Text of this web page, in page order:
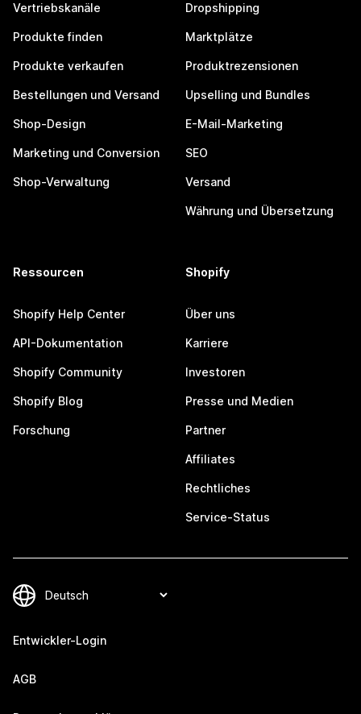
Vertriebskanäle
Produkte finden
Produkte verkaufen
Bestellungen und Versand
Shop-Design
Marketing und Conversion
Shop-Verwaltung
Dropshipping
Marktplätze
Produktrezensionen
Upselling und Bundles
E-Mail-Marketing
SEO
Versand
Währung und Übersetzung
Ressourcen
Shopify Help Center
API-Dokumentation
Shopify Community
Shopify Blog
Forschung
Shopify
Über uns
Karriere
Investoren
Presse und Medien
Partner
Affiliates
Rechtliches
Service-Status
Entwickler-Login
AGB